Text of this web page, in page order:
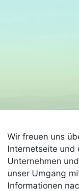
Wir freuen uns
Internetseite und
Unternehmen
unser Umgang
Informationen